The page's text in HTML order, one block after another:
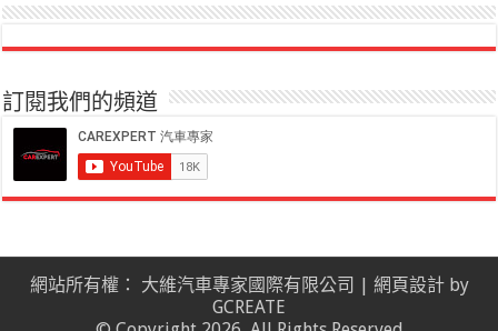
訂閱我們的頻道
網站所有權： 大維汽車專家國際有限公司 | 網頁設計by
GCREATE